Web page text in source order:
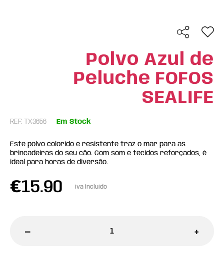
Polvo Azul de
Peluche FOFOS
SEALIFE
REF: TX3656 Em Stock
Este polvo colorido e resistente traz o mar para as
brincadeiras do seu cão. Com som e tecidos reforçados, é
ideal para horas de diversão.
€15.90 Iva incluído
- +